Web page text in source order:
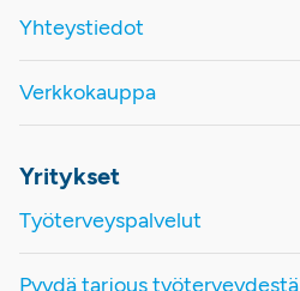
Yhteystiedot
Verkkokauppa
Yritykset
Työterveyspalvelut
Pyydä tarjous työterveydestä